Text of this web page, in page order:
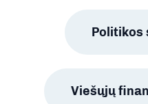
Viešųjų